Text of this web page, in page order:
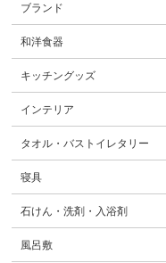
ブランド
和洋食器
キッチングッズ
インテリア
タオル・バストイレタリー
寝具
石けん・洗剤・入浴剤
風呂敷